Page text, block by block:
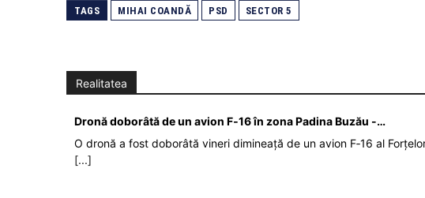
TAGS MIHAI COANDĂ PSD SECTOR 5
Realitatea
Dronă doborâtă de un avion F‑16 în zona Padina Buzău -…
O dronă a fost doborâtă vineri dimineață de un avion F‑16 al
[...]